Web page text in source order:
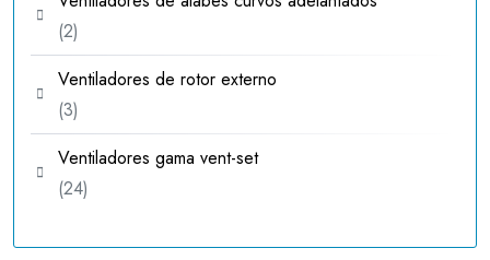
22
productos
Ventiladores de rotor externo
33
productos
Ventiladores gama vent-set
2424